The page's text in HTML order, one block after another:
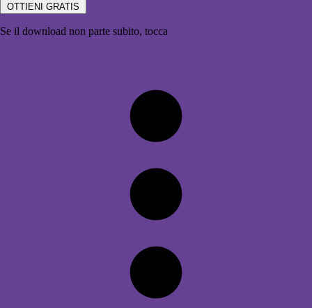
OTTIENI GRATIS
Se il download non parte subito, tocca